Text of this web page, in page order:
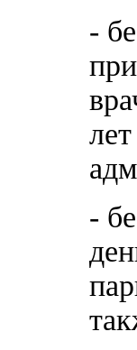
-
-